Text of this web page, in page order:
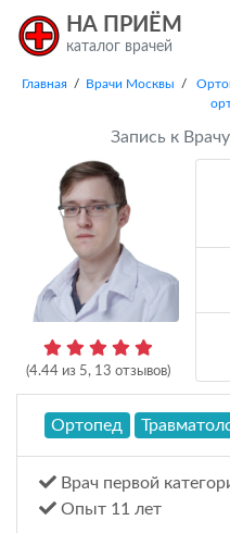
НА ПРИЁМ
каталог врачей
Главная / Врачи Москвы /
Запись к
(4.44из 5, 13 отзывов)
Ортопед
Врач первой
Опыт 11 лет